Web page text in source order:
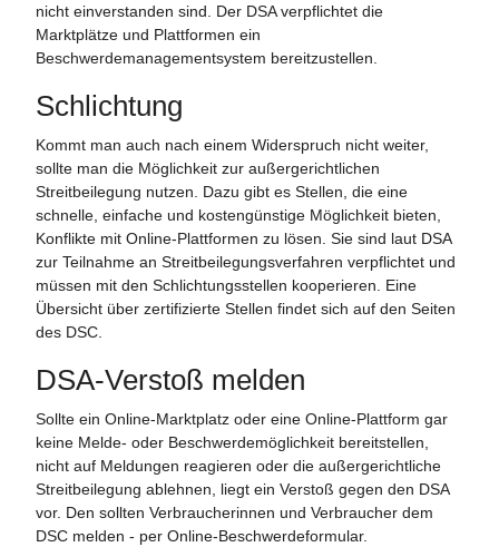
nicht einverstanden sind. Der DSA verpflichtet die
Marktplätze und Plattformen ein
Beschwerdemanagementsystem bereitzustellen.
Schlichtung
Kommt man auch nach einem Widerspruch nicht weiter,
sollte man die Möglichkeit zur außergerichtlichen
Streitbeilegung nutzen. Dazu gibt es Stellen, die eine
schnelle, einfache und kostengünstige Möglichkeit bieten,
Konflikte mit Online-Plattformen zu lösen. Sie sind laut DSA
zur Teilnahme an Streitbeilegungsverfahren verpflichtet und
müssen mit den Schlichtungsstellen kooperieren. Eine
Übersicht über zertifizierte Stellen findet sich auf den Seiten
des DSC.
DSA-Verstoß melden
Sollte ein Online-Marktplatz oder eine Online-Plattform gar
keine Melde- oder Beschwerdemöglichkeit bereitstellen,
nicht auf Meldungen reagieren oder die außergerichtliche
Streitbeilegung ablehnen, liegt ein Verstoß gegen den DSA
vor. Den sollten Verbraucherinnen und Verbraucher dem
DSC melden - per Online-Beschwerdeformular.